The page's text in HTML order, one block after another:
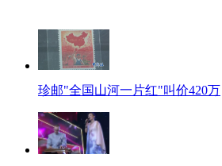
珍邮"全国山河一片红"叫价420万